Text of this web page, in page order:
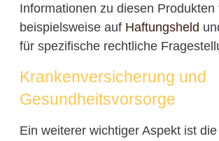
Informationen zu diesen Produkten
beispielsweise auf Haftungsheld
für spezifische rechtliche
Krankenversicherung und
Gesundheitsvorsorge
Ein weiterer wichtiger Aspekt ist die